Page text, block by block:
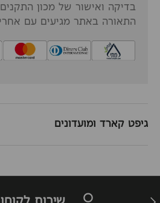
בדיקה ואישור של מכון התקנים
התאורה באתר מגיעים עם
גיפט קארד ומועדונים
חזרה